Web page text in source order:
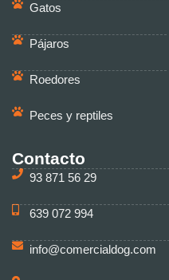
Gatos
Pájaros
Roedores
Peces y reptiles
Contacto
93 871 56 29
639 072 994
info@comercialdog.com